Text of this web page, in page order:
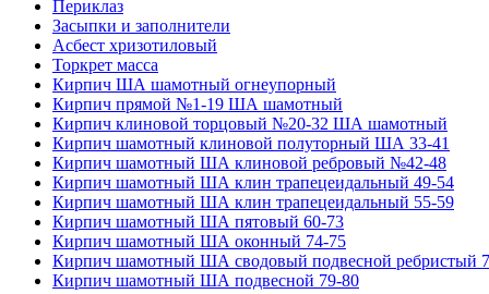
Периклаз
Засыпки и заполнители
Асбест хризотиловый
Торкрет масса
Кирпич ША шамотный огнеупорный
Кирпич прямой №1-19 ША шамотный
Кирпич клиновой торцовый №20-32 ША шамотный
Кирпич шамотный клиновой полуторный ША 33-41
Кирпич шамотный ША клиновой ребровый №42-48
Кирпич шамотный ША клин трапецеидальный 49-54
Кирпич шамотный ША клин трапецеидальный 55-59
Кирпич шамотный ША пятовый 60-73
Кирпич шамотный ША оконный 74-75
Кирпич шамотный ША сводовый подвесной ребристый
Кирпич шамотный ША подвесной 79-80